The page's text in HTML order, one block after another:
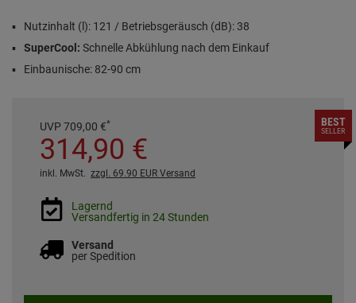
Nutzinhalt (l): 121 / Betriebsgeräusch (dB): 38
SuperCool: Schnelle Abkühlung nach dem Einkauf
Einbaunische: 82-90 cm
UVP 709,00 €*
314,90 €
inkl. MwSt. zzgl. 69.90 EUR Versand
Lagernd
Versandfertig in 24 Stunden
Versand
per Spedition
BEST
SELLER